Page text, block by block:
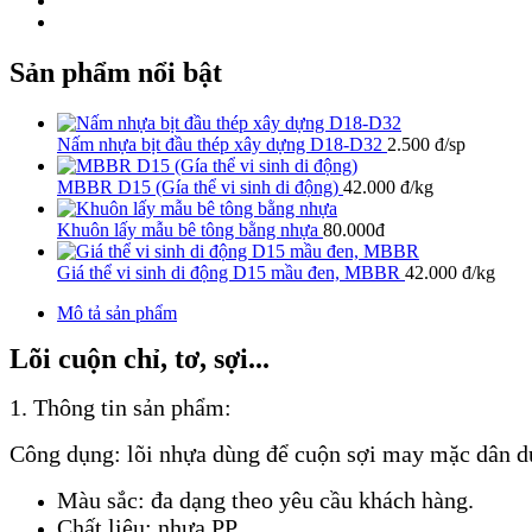
Sản phẩm nổi bật
Nấm nhựa bịt đầu thép xây dựng D18-D32 2.500 đ/sp
MBBR D15 (Gía thể vi sinh di động) 42.000 đ/kg
Khuôn lấy mẫu bê tông bằng nhựa 80.000đ
Giá thể vi sinh di động D15 mầu đen, MBBR 42.000 đ/kg
Mô tả sản phẩm
Lõi cuộn chỉ, tơ, sợi...
1. Thông tin sản phẩm:
Công dụng: lõi nhựa dùng để cuộn sợi may mặc dân
Màu sắc: đa dạng theo yêu cầu khách hàng.
Chất liệu: nhựa PP